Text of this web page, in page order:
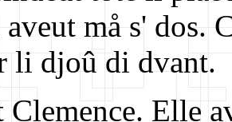
aveut må s' dos.
li djoû di dvant.
Elle